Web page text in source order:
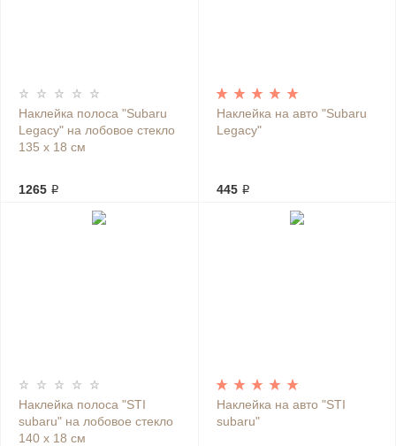
Наклейка полоса "Subaru
Legacy" на лобовое стекло
135 х 18 см
1265 ₽
Наклейка на авто "Subaru
Legacy"
445 ₽
Наклейка полоса "STI
subaru" на лобовое стекло
140 х 18 см
Наклейка на авто "STI
subaru"